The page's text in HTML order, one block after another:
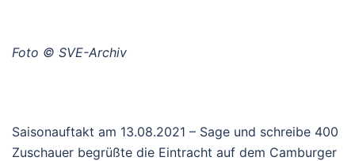
Foto © SVE-Archiv
Saisonauftakt am 13.08.2021 – Sage und schreibe 400
Zuschauer begrüßte die Eintracht auf dem Camburger